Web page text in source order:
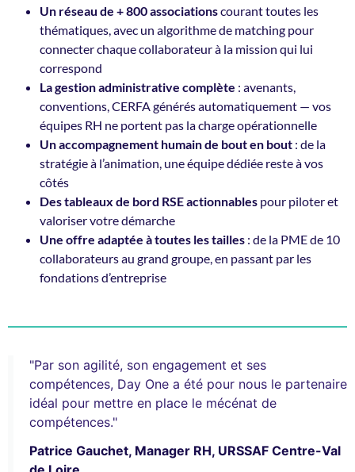
Un réseau de + 800 associationscourant toutes les
thématiques, avec un algorithme de matching pour
connecter chaque collaborateur à la mission qui lui
correspond
La gestion administrative complète : avenants,
conventions, CERFA générés automatiquement — vos
équipes RH ne portent pas la charge opérationnelle
Un accompagnement humain de bout en bout : de la
stratégie à l’animation, une équipe dédiée reste à vos
côtés
Des tableaux de bord RSE actionnables pour piloter et
valoriser votre démarche
Une offre adaptée à toutes les tailles : de la PME de 10
collaborateurs au grand groupe, en passant par les
fondations d’entreprise
"Par son agilité, son engagement et ses
compétences, Day One a été pour nous le partenaire
idéal pour mettre en place le mécénat de
compétences."
Patrice Gauchet, Manager RH, URSSAF Centre-Val